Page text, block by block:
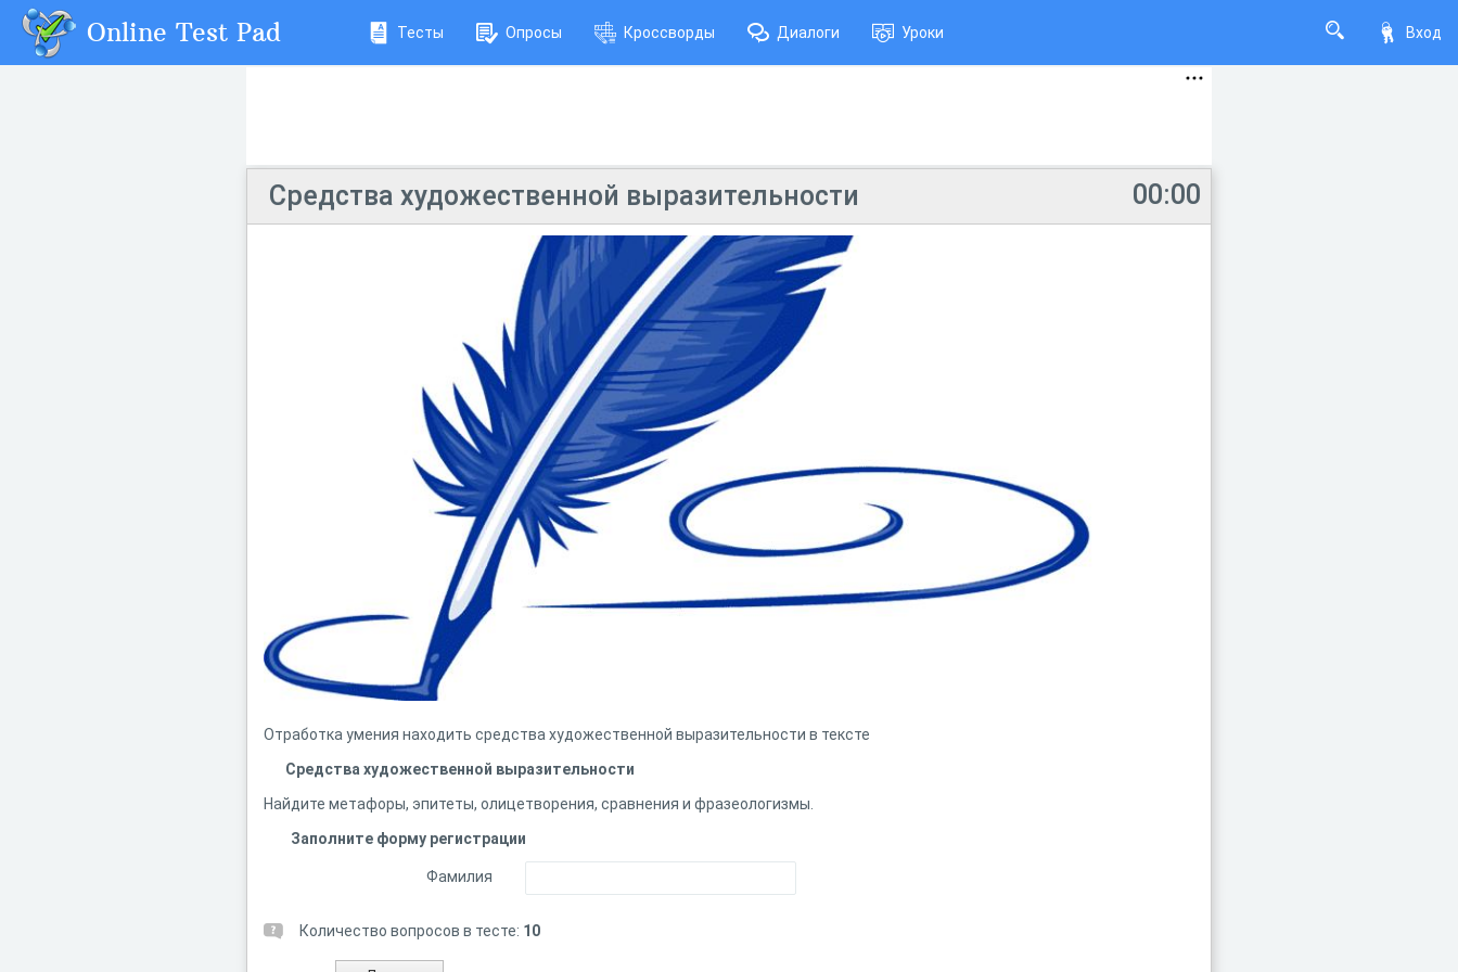
Вход
Online Test Pad Тесты Опросы Кроссворды Диалоги Уроки
00:00
Средства художественной выразительности
Отработка умения находить средства художественной выразительности в тексте
Средства художественной выразительности
Найдите метафоры, эпитеты, олицетворения, сравнения и фразеологизмы.
Заполните форму регистрации
Фамилия
Количество вопросов в тесте: 10